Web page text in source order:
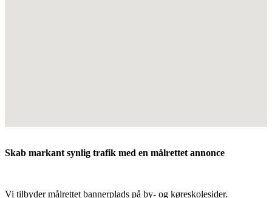
Skab markant synlig trafik med en målrettet annonce
Vi tilbyder målrettet bannerplads på by- og køreskolesider.